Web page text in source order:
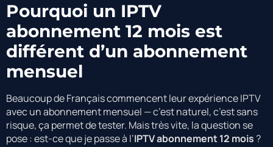
Pourquoi un IPTV
abonnement 12 mois est
différent d’un abonnement
mensuel
Beaucoup de Français commencent leur expérience IPTV
avec un abonnement mensuel — c’est naturel, c’est sans
risque, ça permet de tester. Mais très vite, la question se
pose : est-ce que je passe à l’IPTV abonnement 12 mois ?